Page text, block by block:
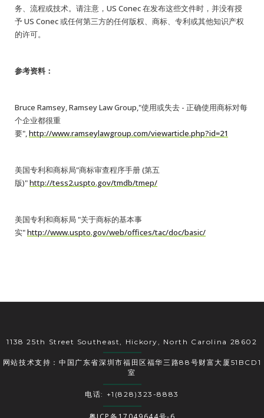
务、流程或技术。请注意，US Conec 在发布这些文件时，并没有授
予 US Conec 或任何第三方的任何版权、商标、专利或其他知识产权
的许可。
参考资料：
Bruce Ramsey, Ramsey Law Group,"使用或失去 - 正确使用商标对每
个企业都很重
要",http://www.ramseylawgroup.com/viewarticle.php?id=21
美国专利和商标局"商标审查程序手册 (第五
版)"http://tess2.uspto.gov/tmdb/tmep/
美国专利和商标局 "关于商标的基本事
实"http://www.uspto.gov/web/offices/tac/doc/basic/
1138 25th Street Southeast, Hickory, North Carolina 28602
网站技术支持：中国广东省深圳市福田区福华三路88号财富大厦51BCD1
室
电话: +1(828)323-8883